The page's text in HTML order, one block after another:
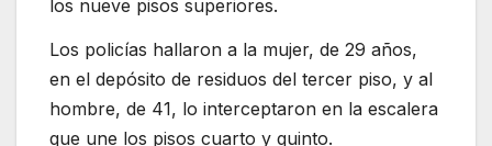
los nueve pisos superiores.
Los policías hallaron a la mujer, de 29 años,
en el depósito de residuos del tercer piso, y al
hombre, de 41, lo interceptaron en la escalera
que une los pisos cuarto y quinto.